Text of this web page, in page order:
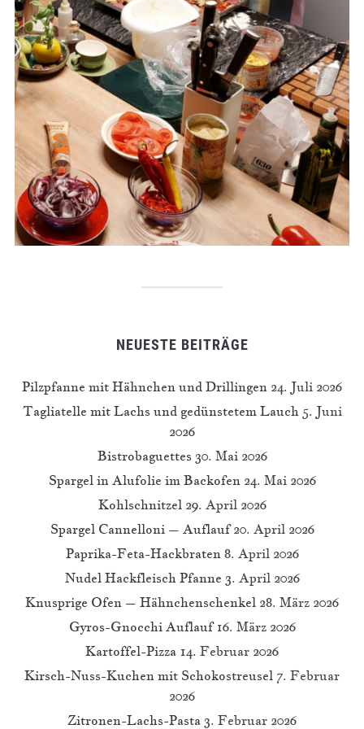
NEUESTE BEITRÄGE
Pilzpfanne mit Hähnchen und Drillingen 24. Juli 2026
Tagliatelle mit Lachs und gedünstetem Lauch 5. Juni
2026
Bistrobaguettes 30. Mai 2026
Spargel in Alufolie im Backofen 24. Mai 2026
Kohlschnitzel 29. April 2026
Spargel Cannelloni – Auflauf 20. April 2026
Paprika-Feta-Hackbraten 8. April 2026
Nudel Hackfleisch Pfanne 3. April 2026
Knusprige Ofen – Hähnchenschenkel 28. März 2026
Gyros-Gnocchi Auflauf 16. März 2026
Kartoffel-Pizza 14. Februar 2026
Kirsch-Nuss-Kuchen mit Schokostreusel 7. Februar
2026
Zitronen-Lachs-Pasta 3. Februar 2026